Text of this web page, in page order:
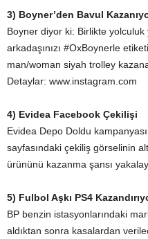
3) Boyner’den Bavul
Boyner diyor ki: Birlikte yolculuk
arkadaşınızı #OxBoynerle
man/woman siyah trolley
Detaylar: www.instagram.com
4) Evidea Facebook Çekilişi
Evidea Depo Doldu
sayfasındaki çekiliş görselinin
ürününü kazanma şansı
5) Fulbol Aşkı PS4
BP benzin istasyonlarındaki
aldıktan sonra kasalardan